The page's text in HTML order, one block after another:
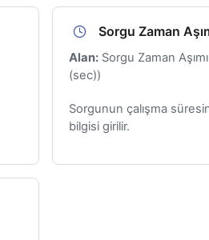
Sorgu Zaman
Alan:Sorgu Zaman
(sec))
Sorgunun çalışma
bilgisi girilir.